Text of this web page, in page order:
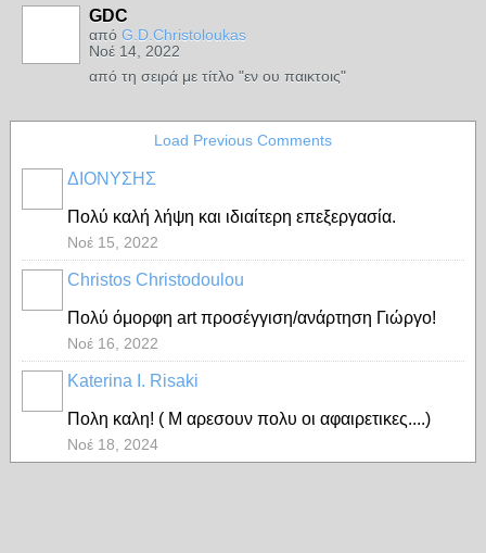
GDC
από G.D.Christoloukas
Νοέ 14, 2022
από τη σειρά με τίτλο "εν ου παικτοις"
Load Previous Comments
ΔΙΟΝΥΣΗΣ
Πολύ καλή λήψη και ιδιαίτερη επεξεργασία.
Νοέ 15, 2022
Christos Christodoulou
Πολύ όμορφη art προσέγγιση/ανάρτηση Γιώργο!
Νοέ 16, 2022
Katerina I. Risaki
Πολη καλη! ( Μ αρεσουν πολυ οι αφαιρετικες....)
Νοέ 18, 2024